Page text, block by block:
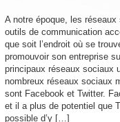
A notre époque, les
outils de communication
que soit l’endroit où se
promouvoir son entreprise
principaux réseaux sociaux
nombreux réseaux sociaux
sont Facebook et Twitter.
et il a plus de potentiel que
possible d’y […]